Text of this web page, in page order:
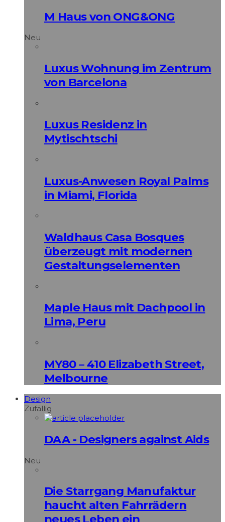
M Haus von ONG&ONG
Neu
Luxus Wohnung im Zentrum
von Barcelona
Luxus Residenz in
Mytischtschi
Luxus-Anwesen Royal Palms
in Miami, Florida
Waldhaus Casa Bosques
überzeugt mit modernen
Gestaltungselementen
Maple Haus mit Dachpool in
Lima, Peru
MY80 – 410 Elizabeth Street,
Melbourne
Design
Zufällig
DAA - Designers against Aids
Neu
Die Starrgang Manufaktur
haucht alten Fahrrädern